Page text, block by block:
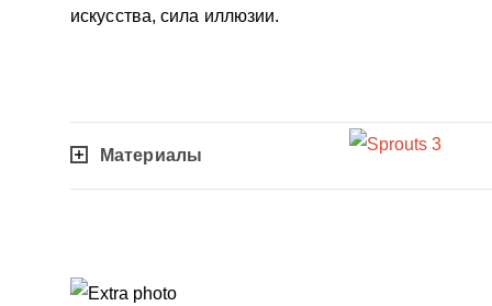
искусства, сила иллюзии.
Материалы